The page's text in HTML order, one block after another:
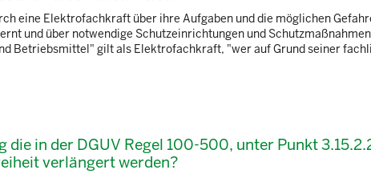
eine Elektrofachkraft über ihre Aufgaben und die möglichen
und über notwendige Schutzeinrichtungen und
Betriebsmittel" gilt als Elektrofachkraft, "wer auf Grund seiner
in der DGUV Regel 100-500, unter Punkt
verlängert werden?